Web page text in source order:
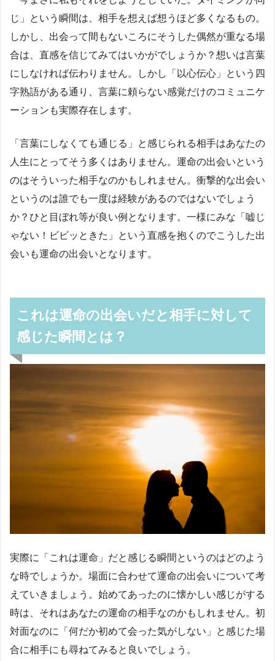
じ」という瞬間は、相手を想えば想うほど多くなるもの。
しかし、出会って間もないころにそうした偶然が重なる場
合は、直感を信じてみてはいかがでしょうか？想いは言葉
にしなければ伝わりません。しかし「以心伝心」という四
字熟語がある通り、言葉に頼らない感覚だけのコミュニケ
ーションも実際存在します。
「言葉にしなくても通じる」と感じられる相手はあなたの
人生にとってそう多くはありません。運命の出会いという
のはそういった相手なのかもしれません。衝撃的な出会い
というのは誰でも一度は経験があるのではないでしょう
か？ひと目ぼれ等が良い例となります。一様にみな「嘘じ
ゃない！ビビッときた」という直感を抱くのでこうした出
会いも運命の出会いとなります。
これは運命の出会いだと相手に対して
感じた瞬間とは？
実際に「これは運命」だと感じる瞬間というのはどのよう
な時でしょうか。場面に合わせて運命の出会いについて考
えていきましょう。始めてあったのに懐かしい感じがする
時は、それはあなたの運命の相手なのかもしれません。初
対面なのに「何だか初めて会った気がしない」と感じた場
合に相手にも尋ねてみると良いでしょう。